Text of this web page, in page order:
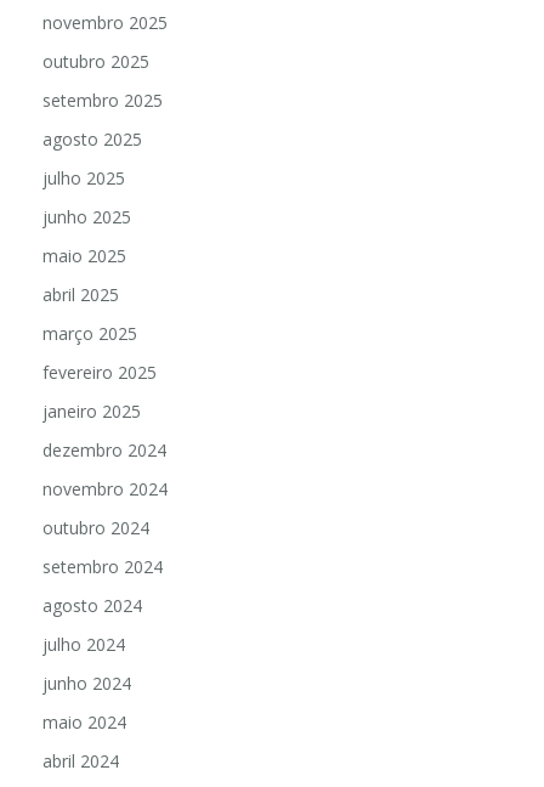
novembro 2025
outubro 2025
setembro 2025
agosto 2025
julho 2025
junho 2025
maio 2025
abril 2025
março 2025
fevereiro 2025
janeiro 2025
dezembro 2024
novembro 2024
outubro 2024
setembro 2024
agosto 2024
julho 2024
junho 2024
maio 2024
abril 2024